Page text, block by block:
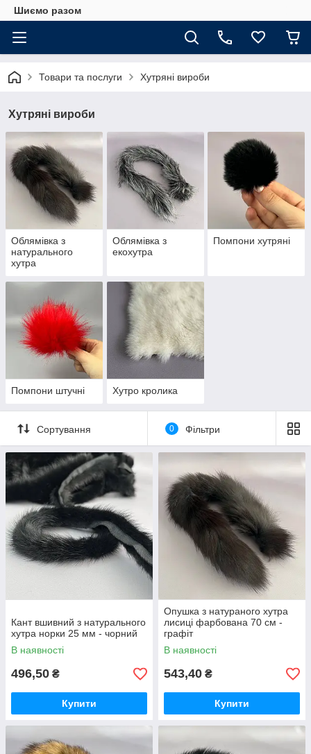
Шиємо разом
Товари та послуги Хутряні вироби
Хутряні вироби
Облямівка з
натурального
хутра
Облямівка з
екохутра
Помпони хутряні
Помпони штучні Хутро кролика
Сортування 0 Фільтри
Кант вшивний з натурального
хутра норки 25 мм - чорний
В наявності
496,50 ₴
Купити
Опушка з натураного хутра
лисиці фарбована 70 см -
графіт
В наявності
543,40 ₴
Купити